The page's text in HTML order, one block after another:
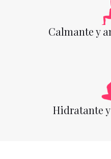
Calmante y
Hidratante